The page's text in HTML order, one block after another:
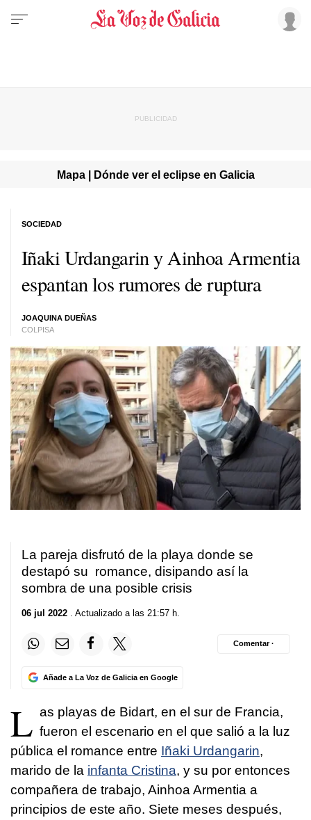
Mapa | Dónde ver el eclipse en Galicia
Iñaki Urdangarin y Ainhoa Armentia
espantan los rumores de ruptura
JOAQUINA DUEÑAS
COLPISA
SOCIEDAD
La pareja disfrutó de la playa donde se
destapó su romance, disipando así la
sombra de una posible crisis
06 jul 2022 . Actualizado a las 21:57 h.
Añade a La Voz de Galicia en Google
Comentar ·
L as playas de Bidart, en el sur de Francia,
fueron el escenario en el que salió a la luz
pública el romance entre Iñaki Urdangarin,
marido de la infanta Cristina, y su por entonces
compañera de trabajo, Ainhoa Armentia a
principios de este año. Siete meses después,